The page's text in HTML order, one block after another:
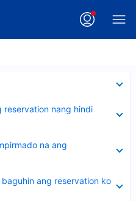
reservation nang hindi
na ang
ang reservation ko